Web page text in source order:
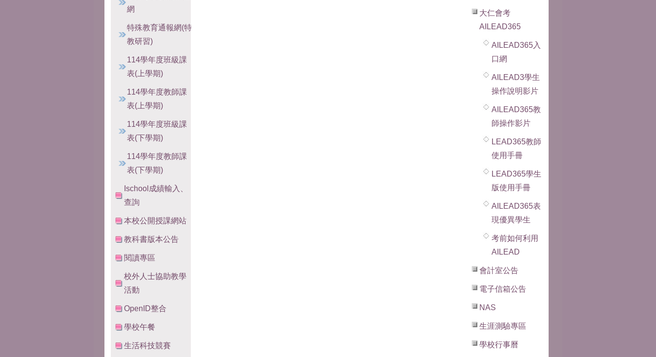
網
特殊教育通報網(特
教研習)
114學年度班級課
表(上學期)
114學年度教師課
表(上學期)
114學年度班級課
表(下學期)
114學年度教師課
表(下學期)
Ischool成績輸入、
查詢
本校公開授課網站
教科書版本公告
閱讀專區
校外人士協助教學
活動
OpenID整合
學校午餐
生活科技競賽
大仁會考
AILEAD365
AILEAD365入
口網
AILEAD3學生
操作說明影片
AILEAD365教
師操作影片
LEAD365教師
使用手冊
LEAD365學生
版使用手冊
AILEAD365表
現優異學生
考前如何利用
AILEAD
會計室公告
電子信箱公告
NAS
生涯測驗專區
學校行事曆